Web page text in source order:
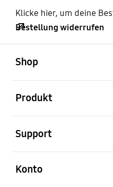
Klicke hier, um deine
Bestellung widerrufen
Shop
Produkt
Support
Konto